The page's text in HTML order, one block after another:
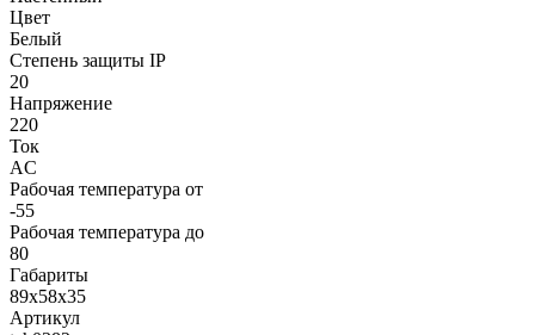
Цвет
Белый
Степень защиты IP
20
Напряжение
220
Ток
AC
Рабочая температура от
-55
Рабочая температура до
80
Габариты
89х58х35
Артикул